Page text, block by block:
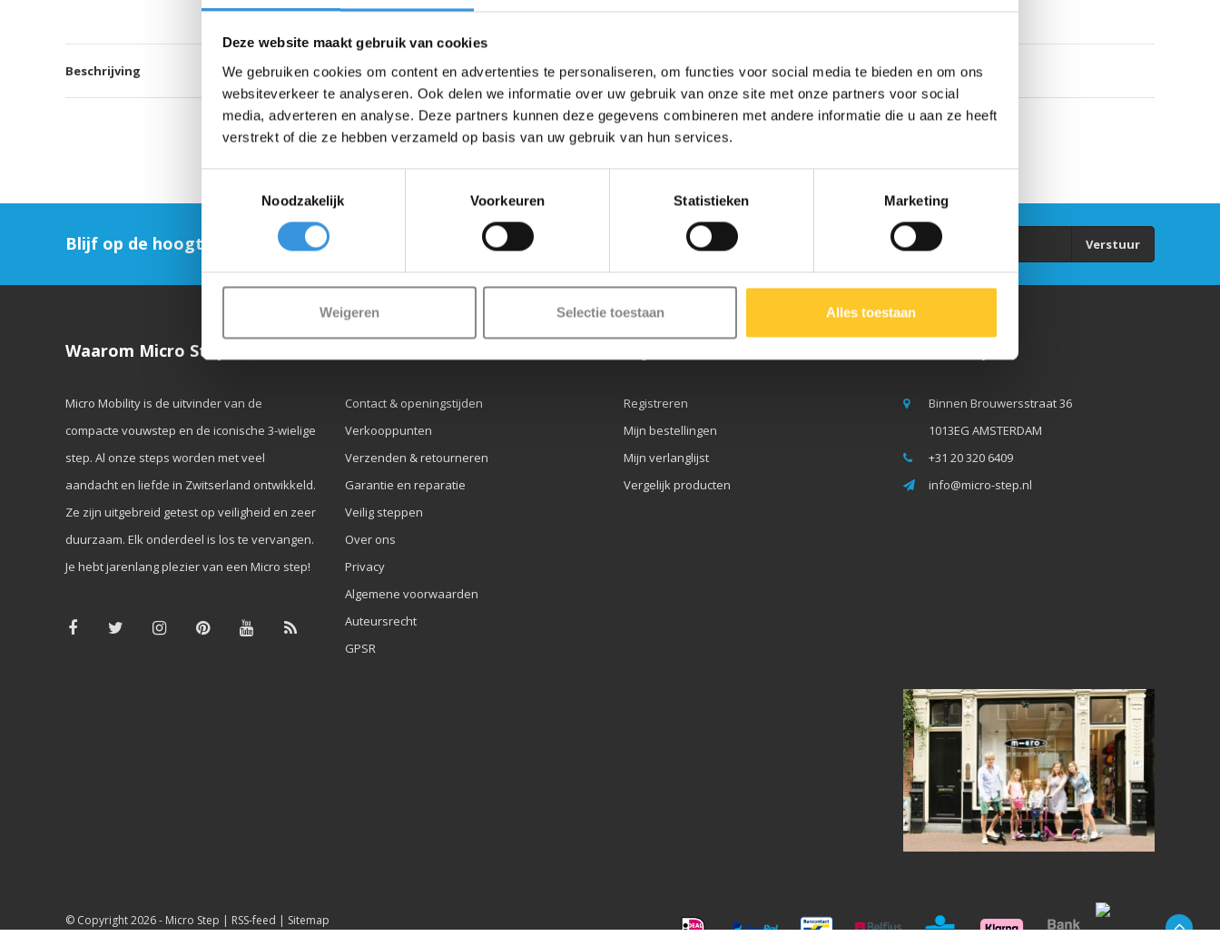
Deze website maakt gebruik van cookies
We gebruiken cookies om content en advertenties te personaliseren, om functies voor social media te bieden en om ons
websiteverkeer te analyseren. Ook delen we informatie over uw gebruik van onze site met onze partners voor social
media, adverteren en analyse. Deze partners kunnen deze gegevens combineren met andere informatie die u aan ze heeft
verstrekt of die ze hebben verzameld op basis van uw gebruik van hun services.
Noodzakelijk
Voorkeuren Statistieken Marketing
Weigeren Selectie toestaan Alles toestaan
Beschrijving
Blijf op de hoogte en schrijf je in voor onze nieuwsbrief Verstuur
Waarom Micro Step?
Micro Mobility is de uitvinder van de
compacte vouwstep en de iconische 3-wielige
step. Al onze steps worden met veel
aandacht en liefde in Zwitserland ontwikkeld.
Ze zijn uitgebreid getest op veiligheid en zeer
duurzaam. Elk onderdeel is los te vervangen.
Je hebt jarenlang plezier van een Micro step!
Contact & openingstijden
Verkooppunten
Verzenden & retourneren
Garantie en reparatie
Veilig steppen
Over ons
Privacy
Algemene voorwaarden
Auteursrecht
GPSR
Registreren
Mijn bestellingen
Mijn verlanglijst
Vergelijk producten
Micro Step BV
Binnen Brouwersstraat 36
1013EG AMSTERDAM
+31 20 320 6409
info@micro-step.nl
© Copyright 2026 - Micro Step | RSS-feed | Sitemap